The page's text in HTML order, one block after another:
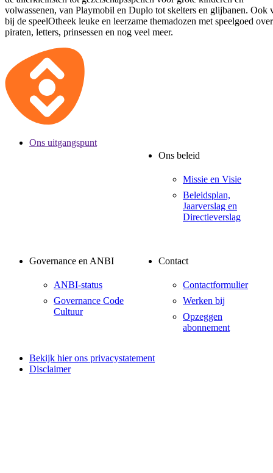
volwassenen, van Playmobil en Duplo tot skelters en glijbanen. Ook
bij de speelOtheek leuke en leerzame themadozen met speelgoed over
piraten, letters, prinsessen en nog veel meer.
Ons uitgangspunt
Ons beleid
Missie en Visie
Beleidsplan,
Jaarverslag en
Directieverslag
Governance en ANBI
ANBI-status
Governance Code
Cultuur
Contact
Contactformulier
Werken bij
Opzeggen
abonnement
Bekijk hier ons privacystatement
Disclaimer